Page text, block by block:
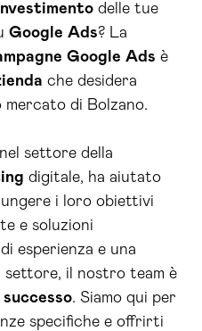
delle tue
Google Ads? La
Google Ads è
che desidera
di Bolzano.
settore della
digitale, ha aiutato
i loro obiettivi
e soluzioni
esperienza e una
settore, il nostro team è
successo. Siamo qui per
specifiche e offrirti